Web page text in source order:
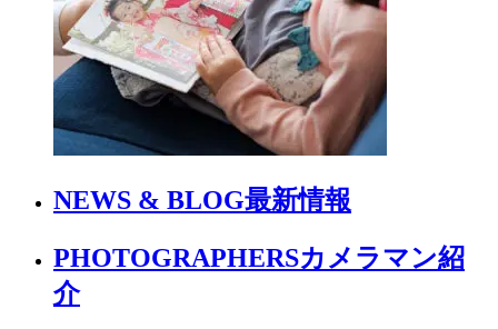
NEWS & BLOG最新情報
PHOTOGRAPHERSカメラマン紹
介